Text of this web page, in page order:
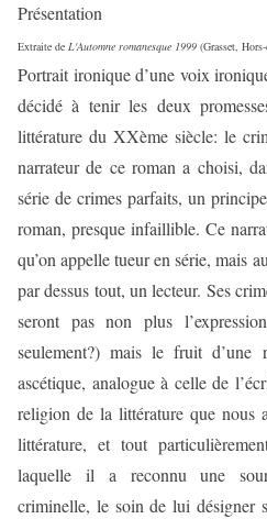
Présentation
Extraite de L'Automne romanesque 1999 (Grasset,
Portrait ironique d’une voix
décidé à tenir les deux
littérature du XXème siècle: le
narrateur de ce roman a choisi,
série de crimes parfaits, un
roman, presque infaillible. Ce
qu’on appelle tueur en série, mais
par dessus tout, un lecteur. Ses
seront pas non plus
seulement?) mais le fruit d’une
ascétique, analogue à celle de
religion de la littérature que nous
littérature, et tout
laquelle il a reconnu une
criminelle, le soin de lui désigner